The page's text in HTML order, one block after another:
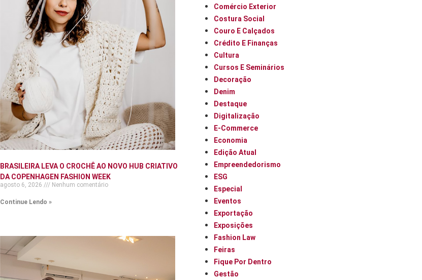
BRASILEIRA LEVA O CROCHÊ AO NOVO HUB CRIATIVO
DA COPENHAGEN FASHION WEEK
agosto 6, 2026 Nenhum comentário
Continue Lendo »
Comércio Exterior
Costura Social
Couro E Calçados
Crédito E Finanças
Cultura
Cursos E Seminários
Decoração
Denim
Destaque
Digitalização
E-Commerce
Economia
Edição Atual
Empreendedorismo
ESG
Especial
Eventos
Exportação
Exposições
Fashion Law
Feiras
Fique Por Dentro
Gestão